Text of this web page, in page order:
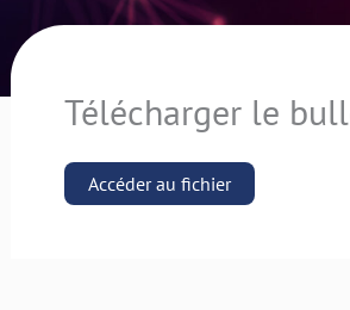
Télécharger le
Accéder au fichier